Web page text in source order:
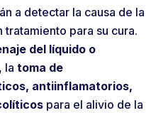
a detectar la causa de la
tratamiento para su cura.
del líquido o
, la toma de
antiinflamatorios,
para el alivio de la